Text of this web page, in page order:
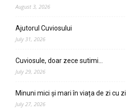
August 3, 2026
Ajutorul Cuviosului
July 31, 2026
Cuviosule, doar zece sutimi…
July 29, 2026
Minuni mici și mari în viața de zi cu zi
July 27, 2026